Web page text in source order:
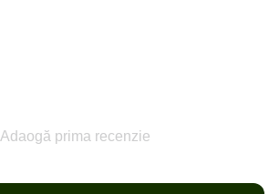
Adaogă prima recenzie